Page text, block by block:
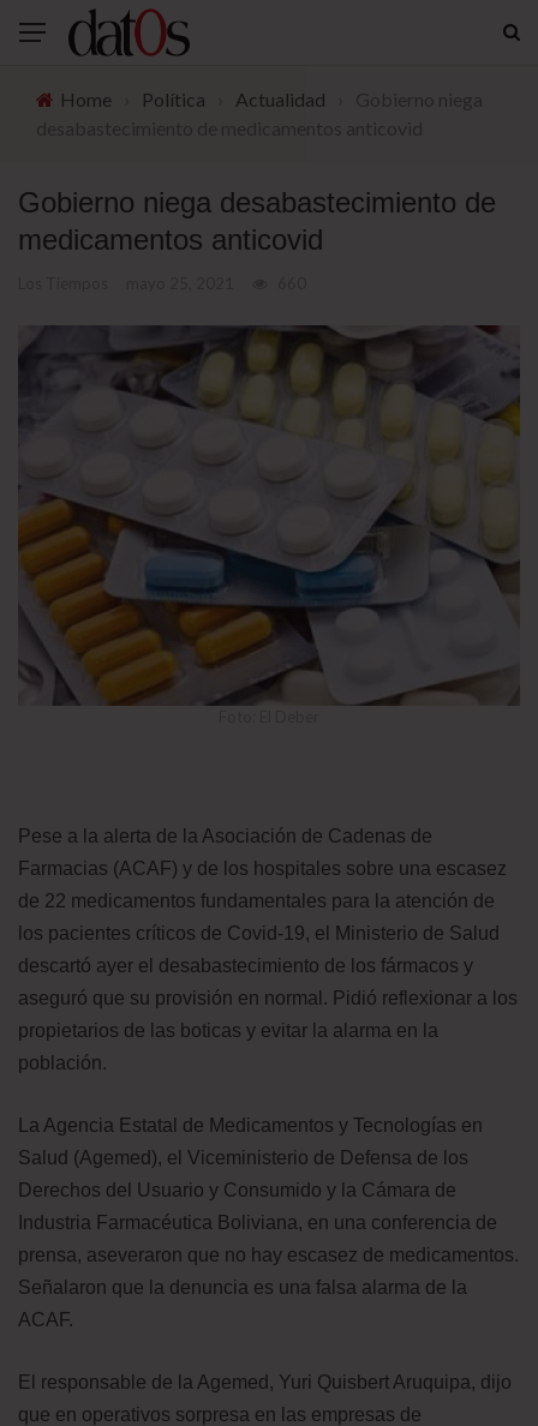
Home Política Actualidad
Gobierno niega desabastecimiento de
medicamentos anticovid
Pese a la alerta de la Asociación de Cadenas de
Farmacias (ACAF) y de los hospitales sobre una escasez
de 22 medicamentos fundamentales para la atención de
los pacientes críticos de Covid-19, el Ministerio de Salud
descartó ayer el desabastecimiento de los fármacos y
aseguró que su provisión en normal. Pidió reflexionar a los
propietarios de las boticas y evitar la alarma en la
población.
La Agencia Estatal de Medicamentos y Tecnologías en
Salud (Agemed), el Viceministerio de Defensa de los
Derechos del Usuario y Consumido y la Cámara de
Industria Farmacéutica Boliviana, en una conferencia de
prensa, aseveraron que no hay escasez de medicamentos.
Señalaron que la denuncia es una falsa alarma de la
ACAF.
El responsable de la Agemed, Yuri Quisbert Aruquipa, dijo
que en operativos sorpresa en las empresas de